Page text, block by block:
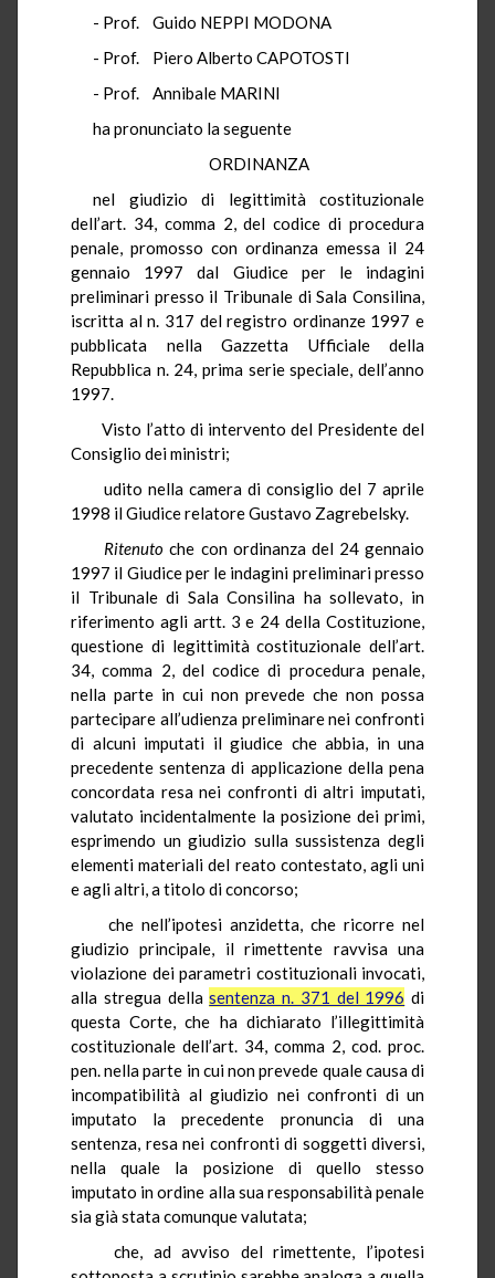
- Prof. Guido NEPPI MODONA
- Prof. Piero Alberto CAPOTOSTI
- Prof. Annibale MARINI
ha pronunciato la seguente
ORDINANZA
nel giudizio di legittimità costituzionale
dell’art. 34, comma 2, del codice di procedura
penale, promosso con ordinanza emessa il 24
gennaio 1997 dal Giudice per le indagini
preliminari presso il Tribunale di Sala Consilina,
iscritta al n. 317 del registro ordinanze 1997 e
pubblicata nella Gazzetta Ufficiale della
Repubblica n. 24, prima serie speciale, dell’anno
1997.
Visto l’atto di intervento del Presidente del
Consiglio dei ministri;
udito nella camera di consiglio del 7 aprile
1998 il Giudice relatore Gustavo Zagrebelsky.
Ritenuto che con ordinanza del 24 gennaio
1997 il Giudice per le indagini preliminari presso
il Tribunale di Sala Consilina ha sollevato, in
riferimento agli artt. 3 e 24 della Costituzione,
questione di legittimità costituzionale dell’art.
34, comma 2, del codice di procedura penale,
nella parte in cui non prevede che non possa
partecipare all’udienza preliminare nei confronti
di alcuni imputati il giudice che abbia, in una
precedente sentenza di applicazione della pena
concordata resa nei confronti di altri imputati,
valutato incidentalmente la posizione dei primi,
esprimendo un giudizio sulla sussistenza degli
elementi materiali del reato contestato, agli uni
e agli altri, a titolo di concorso;
che nell’ipotesi anzidetta, che ricorre nel
giudizio principale, il rimettente ravvisa una
violazione dei parametri costituzionali invocati,
alla stregua dellasentenza n. 371 del 1996 di
questa Corte, che ha dichiarato l’illegittimità
costituzionale dell’art. 34, comma 2, cod. proc.
pen. nella parte in cui non prevede quale causa di
incompatibilità al giudizio nei confronti di un
imputato la precedente pronuncia di una
sentenza, resa nei confronti di soggetti diversi,
nella quale la posizione di quello stesso
imputato in ordine alla sua responsabilità penale
sia già stata comunque valutata;
che, ad avviso del rimettente, l’ipotesi